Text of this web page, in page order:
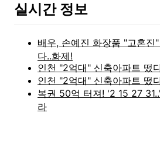
실시간 정보